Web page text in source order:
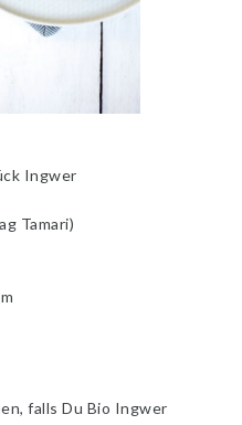
Ingwer
Tamari)
falls Du Bio Ingwer